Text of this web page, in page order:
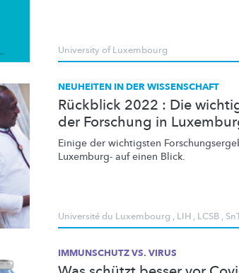
University of Luxembourg
NEUHEITEN IN DER WISSENSCHAFT
Rückblick 2022 : Die
der Forschung in
Einige der wichtigsten
Luxemburg- auf einen Blick.
Université du Luxembourg , LIH , LCSB ,
IMMUNSCHUTZ VS. VIRUS